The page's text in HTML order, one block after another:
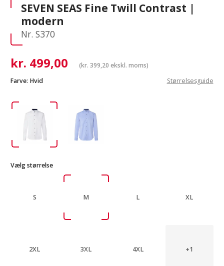
SEVEN SEAS Fine Twill Contrast |
modern
Nr. S370
kr. 499,00 (kr. 399,20 ekskl. moms)
Farve: Hvid Størrelsesguide
Vælg størrelse
S M L XL
2XL 3XL 4XL +1